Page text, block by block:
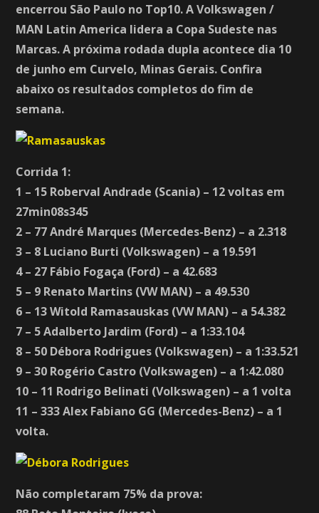
encerrou São Paulo no Top10. A Volkswagen /
MAN Latin America lidera a Copa Sudeste nas
Marcas. A próxima rodada dupla acontece dia 10
de junho em Curvelo, Minas Gerais. Confira
abaixo os resultados completos do fim de
semana.
Corrida 1:
1 – 15 Roberval Andrade (Scania) – 12 voltas em
27min08s345
2 – 77 André Marques (Mercedes-Benz) – a 2.318
3 – 8 Luciano Burti (Volkswagen) – a 19.591
4 – 27 Fábio Fogaça (Ford) – a 42.683
5 – 9 Renato Martins (VW MAN) – a 49.530
6 – 13 Witold Ramasauskas (VW MAN) – a 54.382
7 – 5 Adalberto Jardim (Ford) – a 1:33.104
8 – 50 Débora Rodrigues (Volkswagen) – a 1:33.521
9 – 30 Rogério Castro (Volkswagen) – a 1:42.080
10 – 11 Rodrigo Belinati (Volkswagen) – a 1 volta
11 – 333 Alex Fabiano GG (Mercedes-Benz) – a 1
volta.
Não completaram 75% da prova: